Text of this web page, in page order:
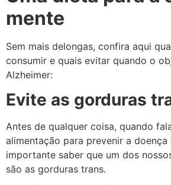
mente
Sem mais delongas, confira aqui
consumir e quais evitar quando o
Alzheimer:
Evite as gorduras
Antes de qualquer coisa, quando
alimentação para prevenir a doença
importante saber que um dos
são as gorduras trans.